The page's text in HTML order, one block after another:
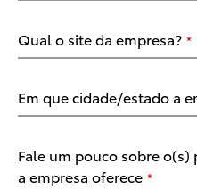
Qual o site da empresa? *
Em que cidade/estado a
Fale um pouco sobre
a empresa oferece *